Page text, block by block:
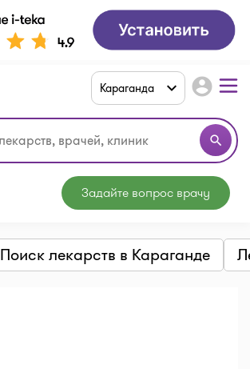
search
Караганда account_circle
Задайте вопрос врачу
Поиск лекарств в Караганде